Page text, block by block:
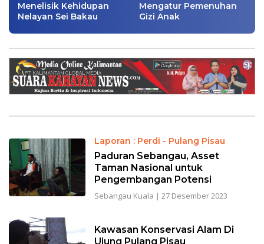
Menelisik Kehidupan
Nelayan Sei Bakau
Mengatur Pemenuhan
Gizi Anak
Laporan : Perdi - Pulang Pisau
Paduran Sebangau, Asset
Taman Nasional untuk
Pengembangan Potensi
Sebangau Kuala | 27 Desember 2023
Kawasan Konservasi Alam Di
Ujung Pulang Pisau